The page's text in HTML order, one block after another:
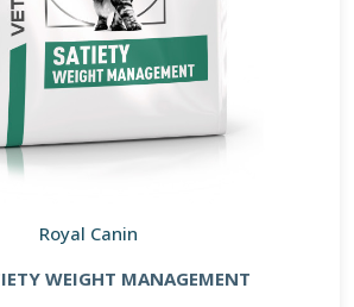
Royal Canin
WEIGHT MANAGEMENT